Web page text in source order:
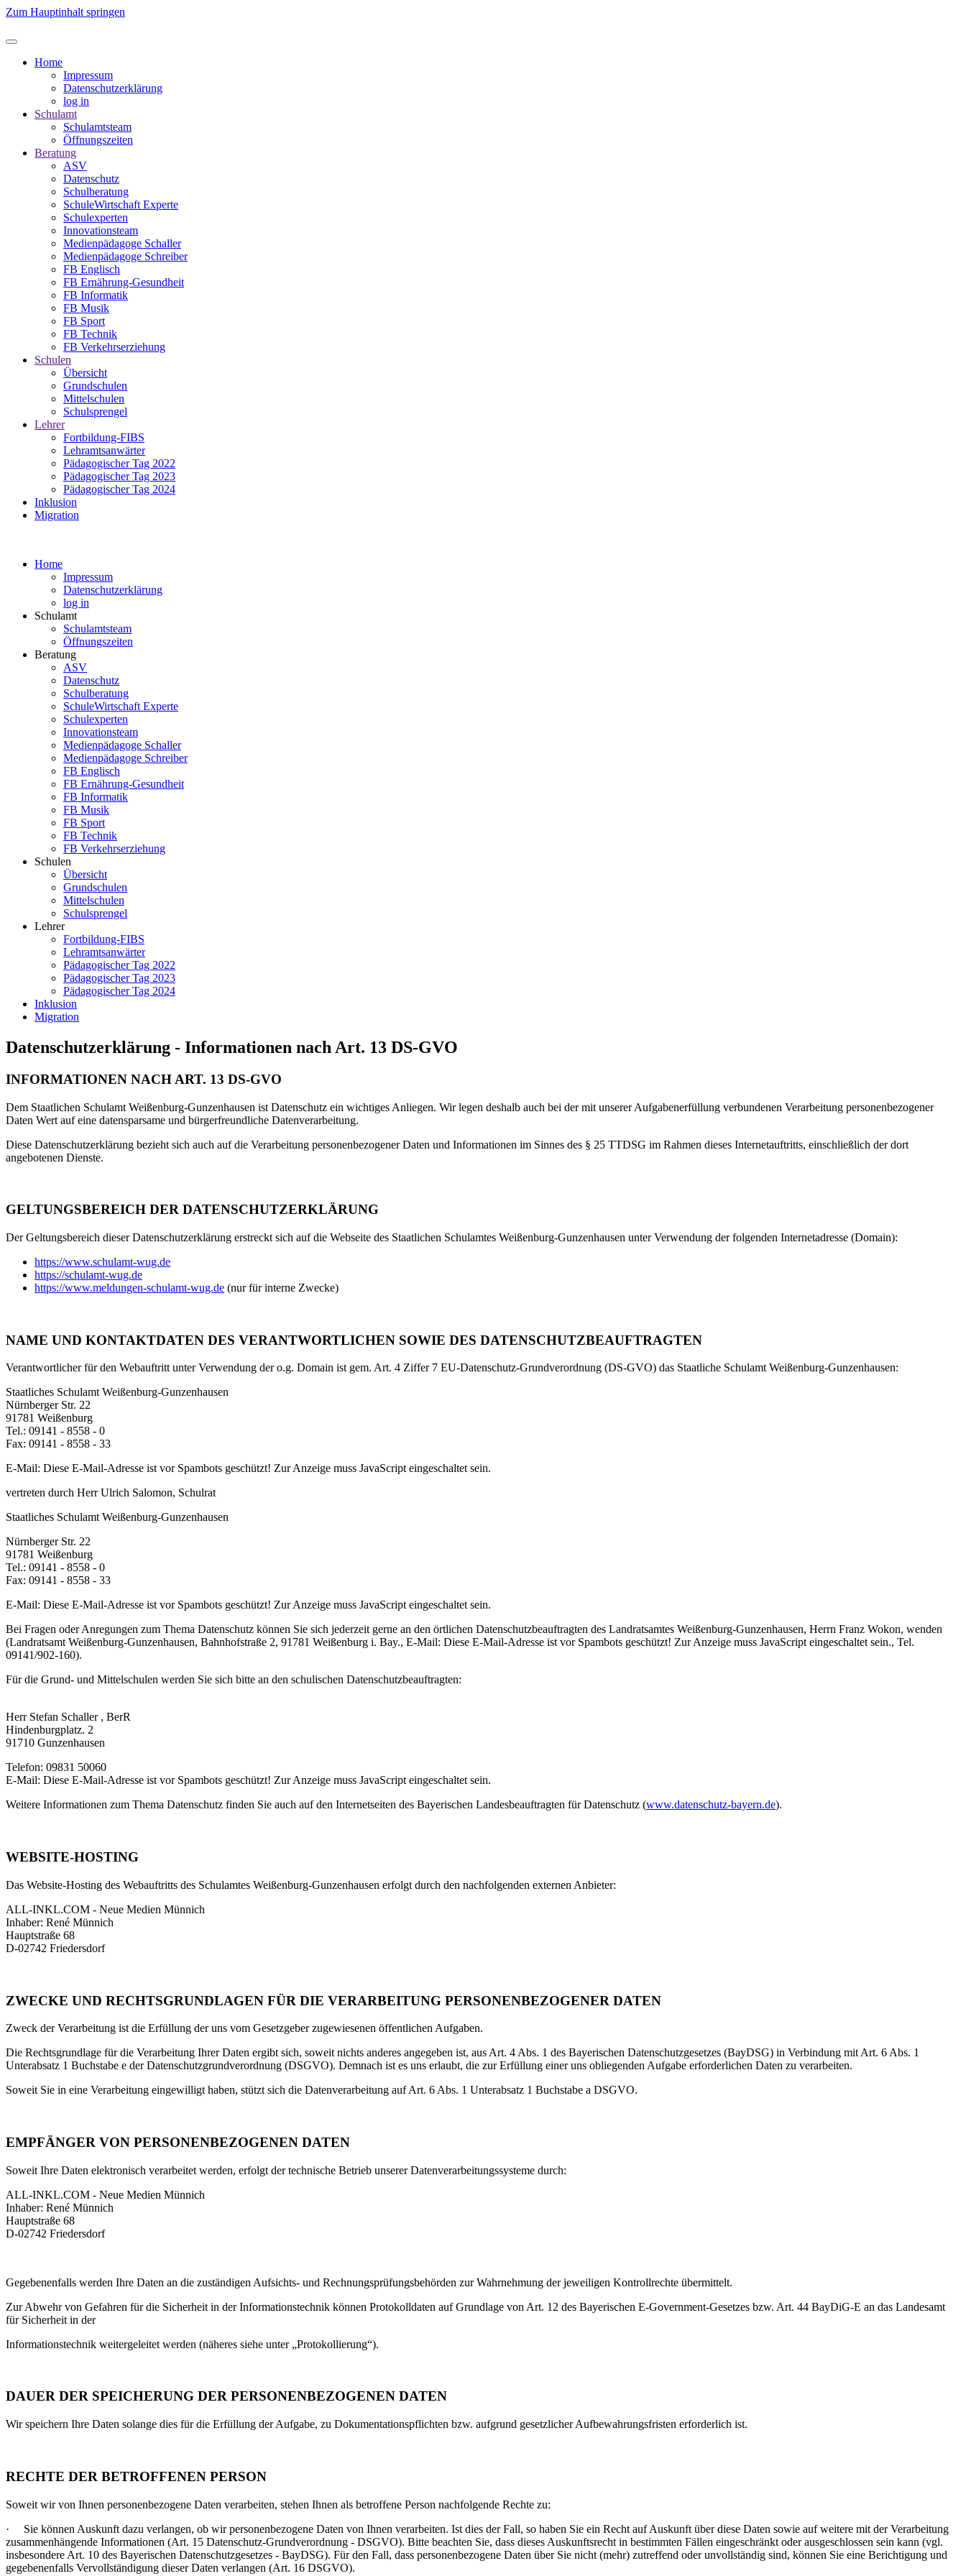
Zum Hauptinhalt springen
Home
Impressum
Datenschutzerklärung
log in
Schulamt
Schulamtsteam
Öffnungszeiten
Beratung
ASV
Datenschutz
Schulberatung
SchuleWirtschaft Experte
Schulexperten
Innovationsteam
Medienpädagoge Schaller
Medienpädagoge Schreiber
FB Englisch
FB Ernährung-Gesundheit
FB Informatik
FB Musik
FB Sport
FB Technik
FB Verkehrserziehung
Schulen
Übersicht
Grundschulen
Mittelschulen
Schulsprengel
Lehrer
Fortbildung-FIBS
Lehramtsanwärter
Pädagogischer Tag 2022
Pädagogischer Tag 2023
Pädagogischer Tag 2024
Inklusion
Migration
Home
Impressum
Datenschutzerklärung
log in
Schulamt
Schulamtsteam
Öffnungszeiten
Beratung
ASV
Datenschutz
Schulberatung
SchuleWirtschaft Experte
Schulexperten
Innovationsteam
Medienpädagoge Schaller
Medienpädagoge Schreiber
FB Englisch
FB Ernährung-Gesundheit
FB Informatik
FB Musik
FB Sport
FB Technik
FB Verkehrserziehung
Schulen
Übersicht
Grundschulen
Mittelschulen
Schulsprengel
Lehrer
Fortbildung-FIBS
Lehramtsanwärter
Pädagogischer Tag 2022
Pädagogischer Tag 2023
Pädagogischer Tag 2024
Inklusion
Migration
Datenschutzerklärung - Informationen nach Art. 13 DS-GVO
INFORMATIONEN NACH ART. 13 DS-GVO
Dem Staatlichen Schulamt Weißenburg-Gunzenhausen ist Datenschutz ein wichtiges Anliegen. Wir legen deshalb auch bei der mit unserer Aufgabenerfüllung verbundenen Verarbeitung personenbezogener
Daten Wert auf eine datensparsame und bürgerfreundliche Datenverarbeitung.
Diese Datenschutzerklärung bezieht sich auch auf die Verarbeitung personenbezogener Daten und Informationen im Sinnes des § 25 TTDSG im Rahmen dieses Internetauftritts, einschließlich der dort
angebotenen Dienste.
GELTUNGSBEREICH DER DATENSCHUTZERKLÄRUNG
Der Geltungsbereich dieser Datenschutzerklärung erstreckt sich auf die Webseite des Staatlichen Schulamtes Weißenburg-Gunzenhausen unter Verwendung der folgenden Internetadresse (Domain):
https://www.schulamt-wug.de
https://schulamt-wug.de
https://www.meldungen-schulamt-wug.de (nur für interne Zwecke)
NAME UND KONTAKTDATEN DES VERANTWORTLICHEN SOWIE DES DATENSCHUTZBEAUFTRAGTEN
Verantwortlicher für den Webauftritt unter Verwendung der o.g. Domain ist gem. Art. 4 Ziffer 7 EU-Datenschutz-Grundverordnung (DS-GVO) das Staatliche Schulamt Weißenburg-Gunzenhausen:
Staatliches Schulamt Weißenburg-Gunzenhausen
Nürnberger Str. 22
91781 Weißenburg
Tel.: 09141 - 8558 - 0
Fax: 09141 - 8558 - 33
E-Mail: Diese E-Mail-Adresse ist vor Spambots geschützt! Zur Anzeige muss JavaScript eingeschaltet sein.
vertreten durch Herr Ulrich Salomon, Schulrat
Staatliches Schulamt Weißenburg-Gunzenhausen
Nürnberger Str. 22
91781 Weißenburg
Tel.: 09141 - 8558 - 0
Fax: 09141 - 8558 - 33
E-Mail: Diese E-Mail-Adresse ist vor Spambots geschützt! Zur Anzeige muss JavaScript eingeschaltet sein.
Bei Fragen oder Anregungen zum Thema Datenschutz können Sie sich jederzeit gerne an den örtlichen Datenschutzbeauftragten des Landratsamtes Weißenburg-Gunzenhausen, Herrn Franz Wokon, wenden
(Landratsamt Weißenburg-Gunzenhausen, Bahnhofstraße 2, 91781 Weißenburg i. Bay., E-Mail: Diese E-Mail-Adresse ist vor Spambots geschützt! Zur Anzeige muss JavaScript eingeschaltet sein., Tel.
09141/902-160).
Für die Grund- und Mittelschulen werden Sie sich bitte an den schulischen Datenschutzbeauftragten:
Herr Stefan Schaller , BerR
Hindenburgplatz. 2
91710 Gunzenhausen
Telefon: 09831 50060
E-Mail: Diese E-Mail-Adresse ist vor Spambots geschützt! Zur Anzeige muss JavaScript eingeschaltet sein.
Weitere Informationen zum Thema Datenschutz finden Sie auch auf den Internetseiten des Bayerischen Landesbeauftragten für Datenschutz (www.datenschutz-bayern.de).
WEBSITE-HOSTING
Das Website-Hosting des Webauftritts des Schulamtes Weißenburg-Gunzenhausen erfolgt durch den nachfolgenden externen Anbieter:
ALL-INKL.COM - Neue Medien Münnich
Inhaber: René Münnich
Hauptstraße 68
D-02742 Friedersdorf
ZWECKE UND RECHTSGRUNDLAGEN FÜR DIE VERARBEITUNG PERSONENBEZOGENER DATEN
Zweck der Verarbeitung ist die Erfüllung der uns vom Gesetzgeber zugewiesenen öffentlichen Aufgaben.
Die Rechtsgrundlage für die Verarbeitung Ihrer Daten ergibt sich, soweit nichts anderes angegeben ist, aus Art. 4 Abs. 1 des Bayerischen Datenschutzgesetzes (BayDSG) in Verbindung mit Art. 6 Abs. 1
Unterabsatz 1 Buchstabe e der Datenschutzgrundverordnung (DSGVO). Demnach ist es uns erlaubt, die zur Erfüllung einer uns obliegenden Aufgabe erforderlichen Daten zu verarbeiten.
Soweit Sie in eine Verarbeitung eingewilligt haben, stützt sich die Datenverarbeitung auf Art. 6 Abs. 1 Unterabsatz 1 Buchstabe a DSGVO.
EMPFÄNGER VON PERSONENBEZOGENEN DATEN
Soweit Ihre Daten elektronisch verarbeitet werden, erfolgt der technische Betrieb unserer Datenverarbeitungssysteme durch:
ALL-INKL.COM - Neue Medien Münnich
Inhaber: René Münnich
Hauptstraße 68
D-02742 Friedersdorf
Gegebenenfalls werden Ihre Daten an die zuständigen Aufsichts- und Rechnungsprüfungsbehörden zur Wahrnehmung der jeweiligen Kontrollrechte übermittelt.
Zur Abwehr von Gefahren für die Sicherheit in der Informationstechnik können Protokolldaten auf Grundlage von Art. 12 des Bayerischen E-Government-Gesetzes bzw. Art. 44 BayDiG-E an das Landesamt
für Sicherheit in der
Informationstechnik weitergeleitet werden (näheres siehe unter „Protokollierung“).
DAUER DER SPEICHERUNG DER PERSONENBEZOGENEN DATEN
Wir speichern Ihre Daten solange dies für die Erfüllung der Aufgabe, zu Dokumentationspflichten bzw. aufgrund gesetzlicher Aufbewahrungsfristen erforderlich ist.
RECHTE DER BETROFFENEN PERSON
Soweit wir von Ihnen personenbezogene Daten verarbeiten, stehen Ihnen als betroffene Person nachfolgende Rechte zu:
· Sie können Auskunft dazu verlangen, ob wir personenbezogene Daten von Ihnen verarbeiten. Ist dies der Fall, so haben Sie ein Recht auf Auskunft über diese Daten sowie auf weitere mit der Verarbeitung
zusammenhängende Informationen (Art. 15 Datenschutz-Grundverordnung - DSGVO). Bitte beachten Sie, dass dieses Auskunftsrecht in bestimmten Fällen eingeschränkt oder ausgeschlossen sein kann (vgl.
insbesondere Art. 10 des Bayerischen Datenschutzgesetzes - BayDSG). Für den Fall, dass personenbezogene Daten über Sie nicht (mehr) zutreffend oder unvollständig sind, können Sie eine Berichtigung und
gegebenenfalls Vervollständigung dieser Daten verlangen (Art. 16 DSGVO).